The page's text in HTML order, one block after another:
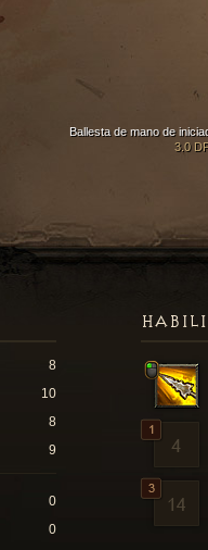
Ballesta de mano de
3.0
8
10
8
9
0
0